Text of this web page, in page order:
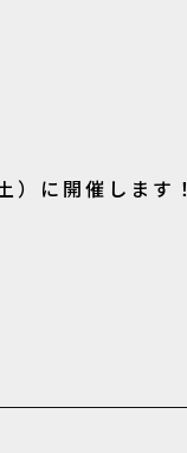
）に開催します！